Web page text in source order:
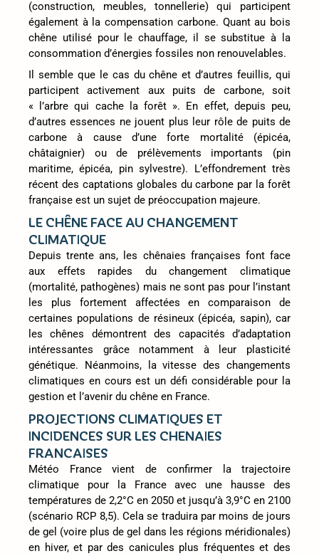
(construction, meubles, tonnellerie) qui participent
également à la compensation carbone. Quant au bois
chêne utilisé pour le chauffage, il se substitue à la
consommation d’énergies fossiles non renouvelables.
Il semble que le cas du chêne et d’autres feuillis, qui
participent activement aux puits de carbone, soit
« l’arbre qui cache la forêt ». En effet, depuis peu,
d’autres essences ne jouent plus leur rôle de puits de
carbone à cause d’une forte mortalité (épicéa,
châtaignier) ou de prélèvements importants (pin
maritime, épicéa, pin sylvestre). L’effondrement très
récent des captations globales du carbone par la forêt
française est un sujet de préoccupation majeure.
LE CHÊNE FACE AU CHANGEMENT
CLIMATIQUE
Depuis trente ans, les chênaies françaises font face
aux effets rapides du changement climatique
(mortalité, pathogènes) mais ne sont pas pour l’instant
les plus fortement affectées en comparaison de
certaines populations de résineux (épicéa, sapin), car
les chênes démontrent des capacités d’adaptation
intéressantes grâce notamment à leur plasticité
génétique. Néanmoins, la vitesse des changements
climatiques en cours est un défi considérable pour la
gestion et l’avenir du chêne en France.
PROJECTIONS CLIMATIQUES ET
INCIDENCES SUR LES CHENAIES
FRANCAISES
Météo France vient de confirmer la trajectoire
climatique pour la France avec une hausse des
températures de 2,2°C en 2050 et jusqu’à 3,9°C en 2100
(scénario RCP 8,5). Cela se traduira par moins de jours
de gel (voire plus de gel dans les régions méridionales)
en hiver, et par des canicules plus fréquentes et des